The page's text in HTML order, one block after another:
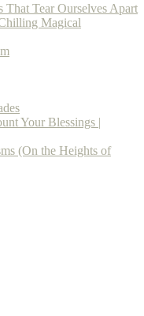
Tear Ourselves Apart
Magical
Your Blessings |
(On the Heights of